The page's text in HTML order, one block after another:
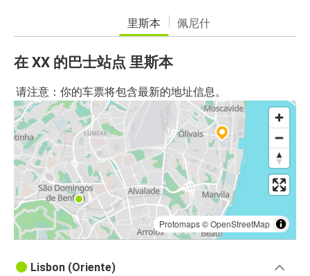
里斯本 佩尼什
在 XX 的巴士站点 里斯本
请注意：你的车票将包含最新的地址信息。
Protomaps©OpenStreetMap
Lisbon (Oriente)